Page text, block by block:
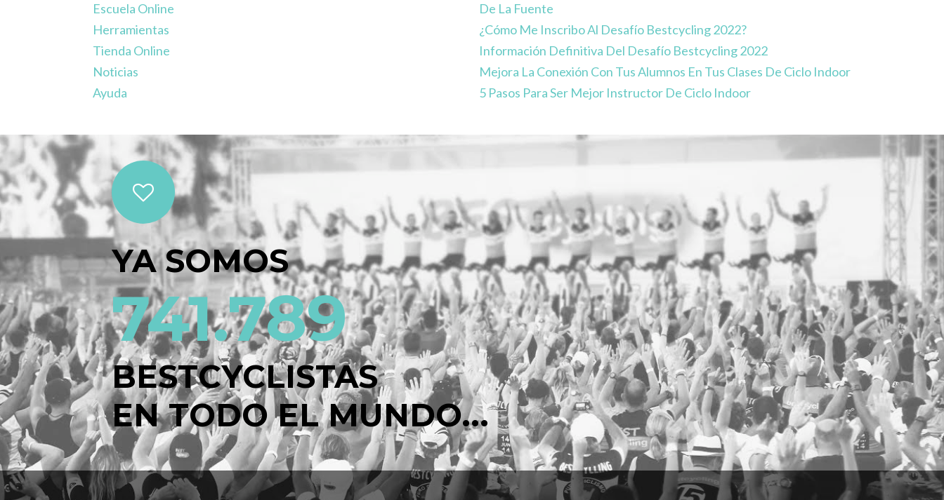
Escuela Online
Herramientas
Tienda Online
Noticias
Ayuda
De La Fuente
¿Cómo Me Inscribo Al Desafío Bestcycling 2022?
Información Definitiva Del Desafío Bestcycling 2022
Mejora La Conexión Con Tus Alumnos En Tus Clases De Ciclo Indoor
5 Pasos Para Ser Mejor Instructor De Ciclo Indoor
YA SOMOS
741.789
BESTCYCLISTAS
EN TODO EL MUNDO...